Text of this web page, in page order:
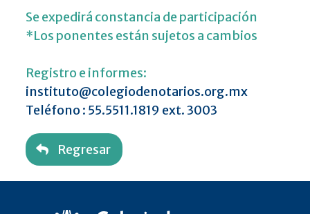
Se expedirá constancia de participación
*Los ponentes están sujetos a cambios
Registro e informes:
instituto@colegiodenotarios.org.mx
Teléfono : 55.5511.1819 ext. 3003
Regresar